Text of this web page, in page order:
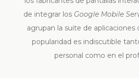
de integrar los Google Mobile
agrupan la suite de aplicaciones
popularidad es indiscutible
personal como en el